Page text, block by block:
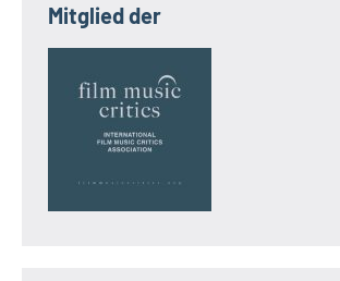
Mitglied der